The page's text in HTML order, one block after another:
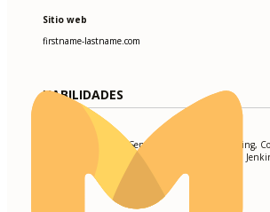
Sitio web
firstname-lastname.com
HABILIDADES
API Testing, RESTful Services, Automation
Deployment (CI/CD), Postman, JUnit, Selenium,